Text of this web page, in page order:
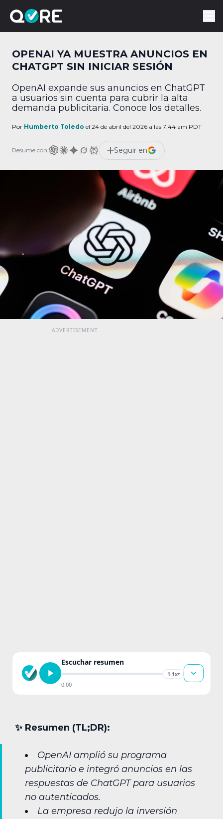
OPENAI YA MUESTRA ANUNCIOS EN
CHATGPT SIN INICIAR SESIÓN
OpenAI expande sus anuncios en ChatGPT
a usuarios sin cuenta para cubrir la alta
demanda publicitaria. Conoce los detalles.
Por Humberto Toledo el 24 de abril del 2026 a las 7:44 am PDT
Resume con: Seguir en
Escuchar resumen
1.1x▾
0:00
✨︎ Resumen (TL;DR):
OpenAI amplió su programa
publicitario e integró anuncios en las
respuestas de ChatGPT para usuarios
no autenticados.
La empresa redujo la inversión